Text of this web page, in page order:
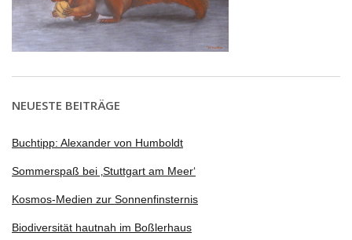
NEUESTE BEITRÄGE
Buchtipp: Alexander von Humboldt
Sommerspaß bei ‚Stuttgart am Meer‘
Kosmos-Medien zur Sonnenfinsternis
Biodiversität hautnah im Boßlerhaus